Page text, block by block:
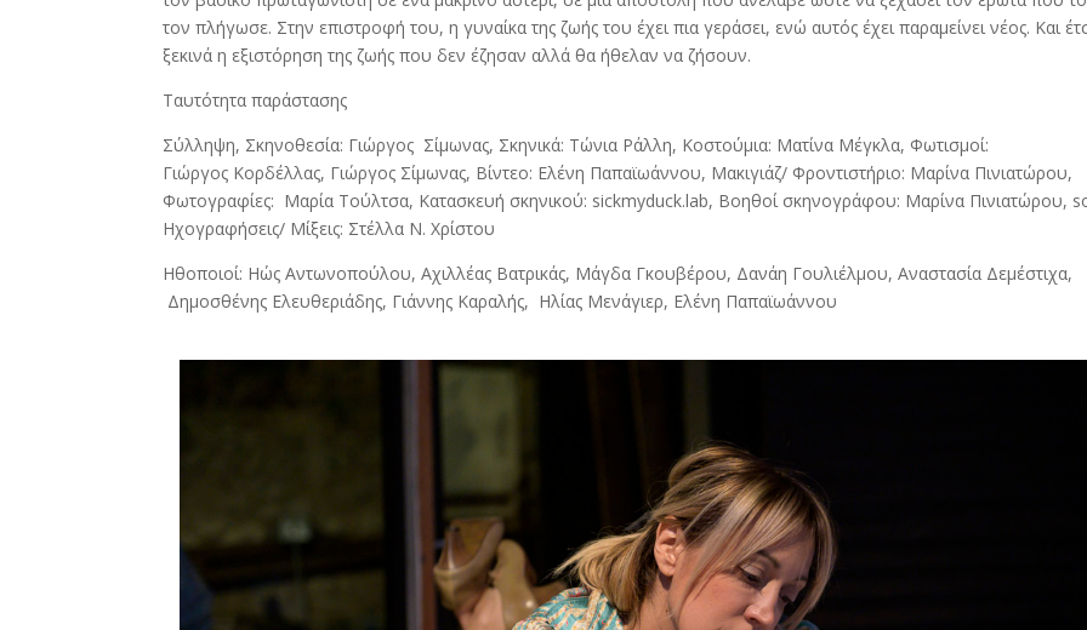
τον πλήγωσε. Στην επιστροφή του, η γυναίκα της ζωής του έχει πια γεράσει, ενώ αυτός έχει παραμείνει νέος. Και
ξεκινά η εξιστόρηση της ζωής που δεν έζησαν αλλά θα ήθελαν να ζήσουν.
Ταυτότητα παράστασης
Σύλληψη, Σκηνοθεσία: Γιώργος Σίμωνας, Σκηνικά: Τώνια Ράλλη, Κοστούμια: Ματίνα Μέγκλα, Φωτισμοί:
Γιώργος Κορδέλλας, Γιώργος Σίμωνας, Βίντεο: Ελένη Παπαϊωάννου, Μακιγιάζ/ Φροντιστήριο: Mαρίνα Πινιατώρου,
Φωτογραφίες: Μαρία Τούλτσα, Κατασκευή σκηνικού: sickmyduck.lab, Βoηθοί σκηνογράφου: Μαρίνα Πινιατώρου,
Hχογραφήσεις/ Μίξεις: Στέλλα Ν. Χρίστου
Ηθοποιοί: Ηώς Αντωνοπούλου, Αχιλλέας Βατρικάς, Μάγδα Γκουβέρου, Δανάη Γουλιέλμου, Αναστασία Δεμέστιχα,
Δημοσθένης Ελευθεριάδης, Γιάννης Καραλής, Ηλίας Μενάγιερ, Ελένη Παπαϊωάννου